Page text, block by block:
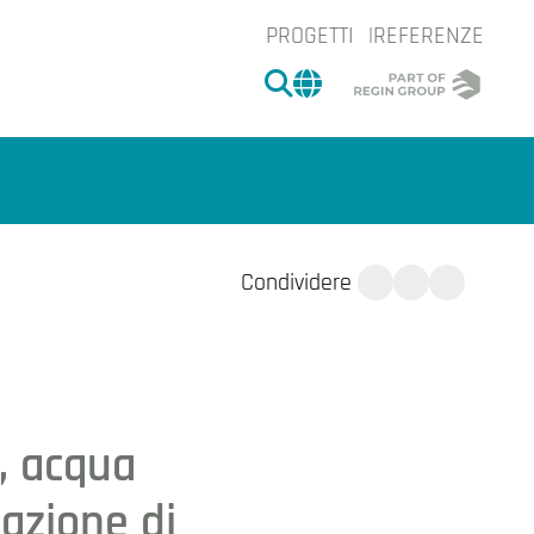
PROGETTI
REFERENZE
CERCA
CHANGE MARKET
Condividere
acqua